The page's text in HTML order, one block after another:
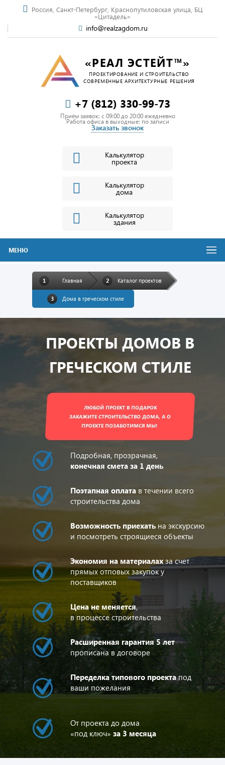
Россия, Санкт-Петербург, Краснопутиловская улица, БЦ
«Цитадель»
info@realzagdom.ru
«РЕАЛ ЭСТЕЙТ™»
ПРОЕКТИРОВАНИЕ И СТРОИТЕЛЬСТВО
СОВРЕМЕННЫЕ АРХИТЕКТУРНЫЕ РЕШЕНИЯ
+7 (812) 330-99-73
Приём заявок: c 09:00 до 20:00 ежедневно
Работа офиса в выходные: по записи
Заказать звонок
Калькулятор
проекта
Калькулятор
дома
Калькулятор
здания
МЕНЮ
Главная Каталог проектов
Дома в греческом стиле
ПРОЕКТЫ ДОМОВ В
ГРЕЧЕСКОМ СТИЛЕ
ЛЮБОЙ ПРОЕКТ В ПОДАРОК
ЗАКАЖИТЕ СТРОИТЕЛЬСТВО ДОМА, А О
ПРОЕКТЕ ПОЗАБОТИМСЯ МЫ!
Подробная, прозрачная,
конечная смета за 1 день
Поэтапная оплата в течении всего
строительства дома
Возможность приехать на экскурсию
и посмотреть строящиеся объекты
Экономия на материалахза счет
прямых отповых закупок у
поставщиков
Цена не меняется,
в процессе строительства
Расширенная гарантия 5 лет
прописана в договоре
Переделка типового проектапод
ваши пожелания
От проекта до дома
«под ключ» за 3 месяца